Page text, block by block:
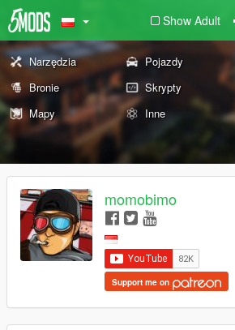
Show Adult
Narzędzia Pojazdy
Bronie
Skrypty
Mapy
Inne
momobimo
Support me on